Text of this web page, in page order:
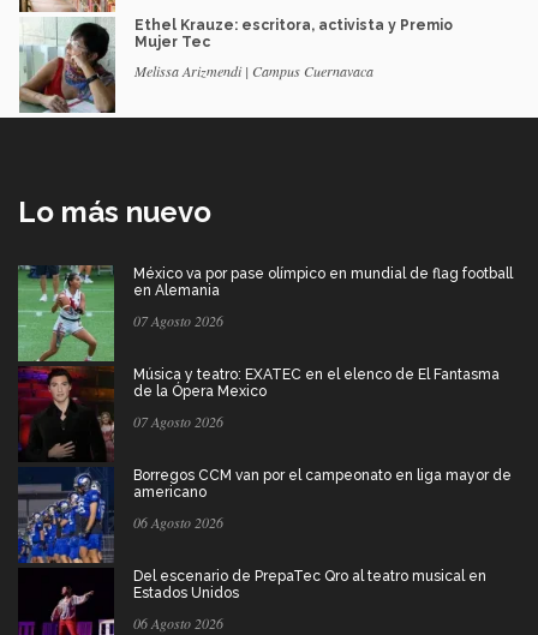
Ethel Krauze: escritora, activista y Premio
Mujer Tec
Melissa Arizmendi | Campus Cuernavaca
Lo más nuevo
México va por pase olímpico en mundial de flag football
en Alemania
07 Agosto 2026
Música y teatro: EXATEC en el elenco de El Fantasma
de la Ópera Mexico
07 Agosto 2026
Borregos CCM van por el campeonato en liga mayor de
americano
06 Agosto 2026
Del escenario de PrepaTec Qro al teatro musical en
Estados Unidos
06 Agosto 2026